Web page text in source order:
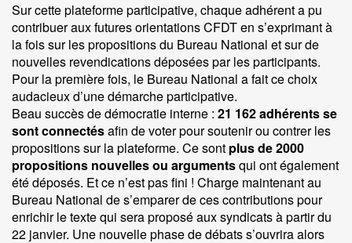
Sur cette plateforme participative, chaque adhérent a pu
contribuer aux futures orientations CFDT en s’exprimant à
la fois sur les propositions du Bureau National et sur de
nouvelles revendications déposées par les participants.
Pour la première fois, le Bureau National a fait ce choix
audacieux d’une démarche participative.
Beau succès de démocratie interne : 21 162 adhérents se
sont connectésafin de voter pour soutenir ou contrer les
propositions sur la plateforme. Ce sont plus de 2000
propositions nouvelles ou argumentsqui ont également
été déposés. Et ce n’est pas fini ! Charge maintenant au
Bureau National de s’emparer de ces contributions pour
enrichir le texte qui sera proposé aux syndicats à partir du
22 janvier. Une nouvelle phase de débats s’ouvrira alors